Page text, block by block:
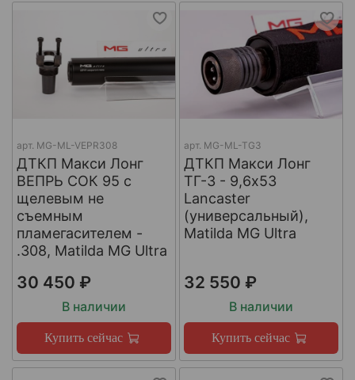
арт. МG-ML-VEPR308
ДТКП Макси Лонг
ВЕПРЬ СОК 95 с
щелевым не
съемным
пламегасителем -
.308, Matilda MG Ultra
30 450 ₽
В наличии
Купить сейчас
арт. MG-ML-TG3
ДТКП Макси Лонг
ТГ-3 - 9,6x53
Lancaster
(универсальный),
Matilda MG Ultra
32 550 ₽
В наличии
Купить сейчас